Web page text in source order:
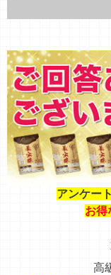
アンケー
お得
高